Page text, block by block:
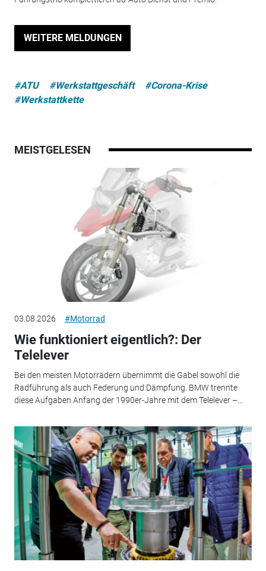
WEITERE MELDUNGEN
#ATU #Werkstattgeschäft
#Corona-Krise
#Werkstattkette
MEISTGELESEN
03.08.2026 #Motorrad
Wie funktioniert eigentlich?: Der
Telelever
Bei den meisten Motorrädern übernimmt die Gabel sowohl die
Radführung als auch Federung und Dämpfung. BMW trennte
diese Aufgaben Anfang der 1990er-Jahre mit dem Telelever –...